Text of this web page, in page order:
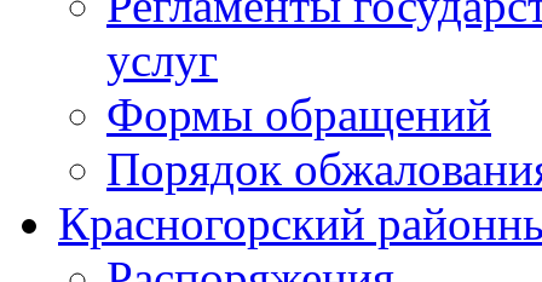
услуг
Формы обращений
Порядок
Красногорский